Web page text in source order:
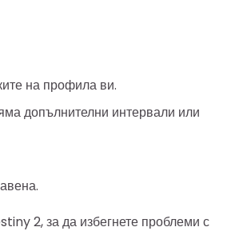
на профила ви.
допълнителни интервали или
2, за да избегнете проблеми с